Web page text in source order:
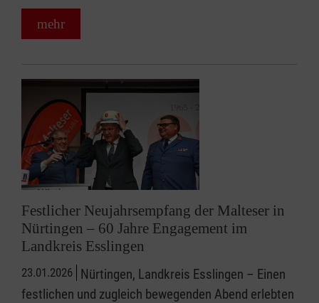
mehr
Festlicher Neujahrsempfang der Malteser in
Nürtingen – 60 Jahre Engagement im
Landkreis Esslingen
23.01.2026 Nürtingen, Landkreis Esslingen – Einen
festlichen und zugleich bewegenden Abend erlebten